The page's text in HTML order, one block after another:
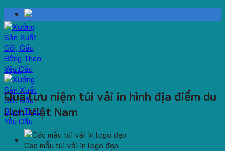
Skip
to
content
Dự Án
Quà lưu niệm túi vải in hình địa điểm du
lịch Việt Nam
Các mẫu túi vải in logo đẹp